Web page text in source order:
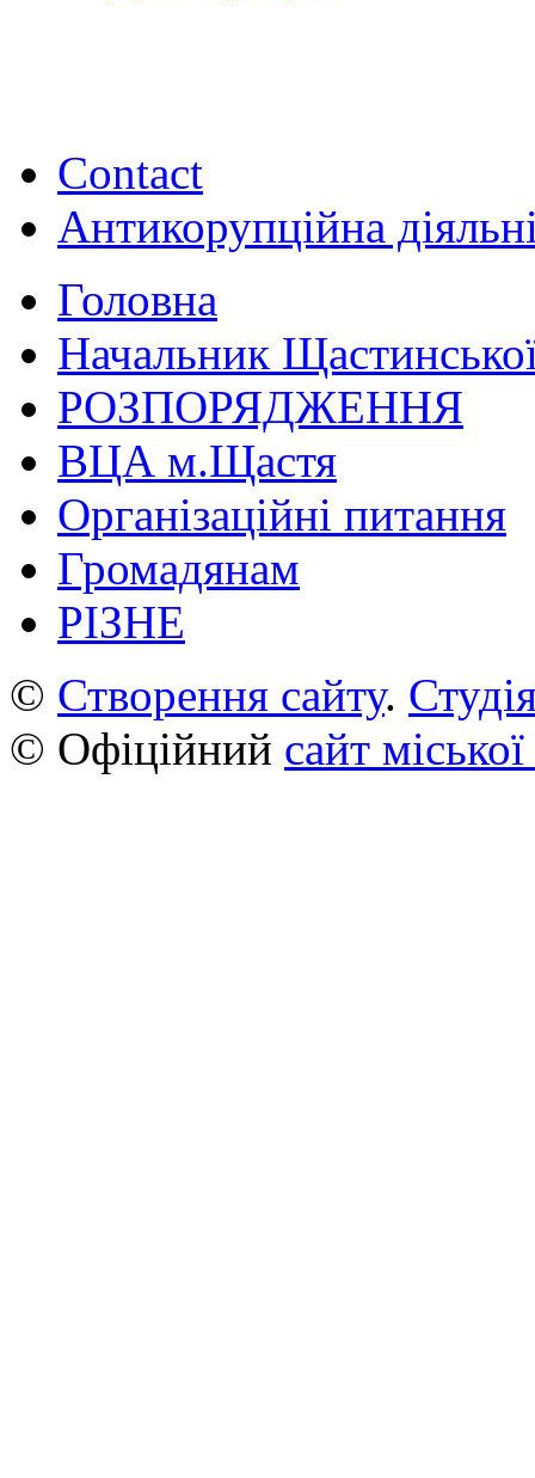
Contact
Антикорупційна
Головна
Начальник
РОЗПОРЯДЖЕННЯ
ВЦА м.Щастя
Організаційні питання
Громадянам
РІЗНЕ
© Створення сайту.
© Офіційний сайт